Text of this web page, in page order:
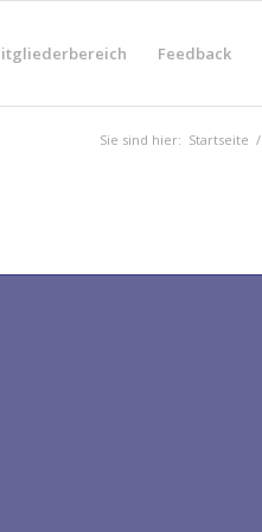
Feedback
Sie sind hier: Startseite /